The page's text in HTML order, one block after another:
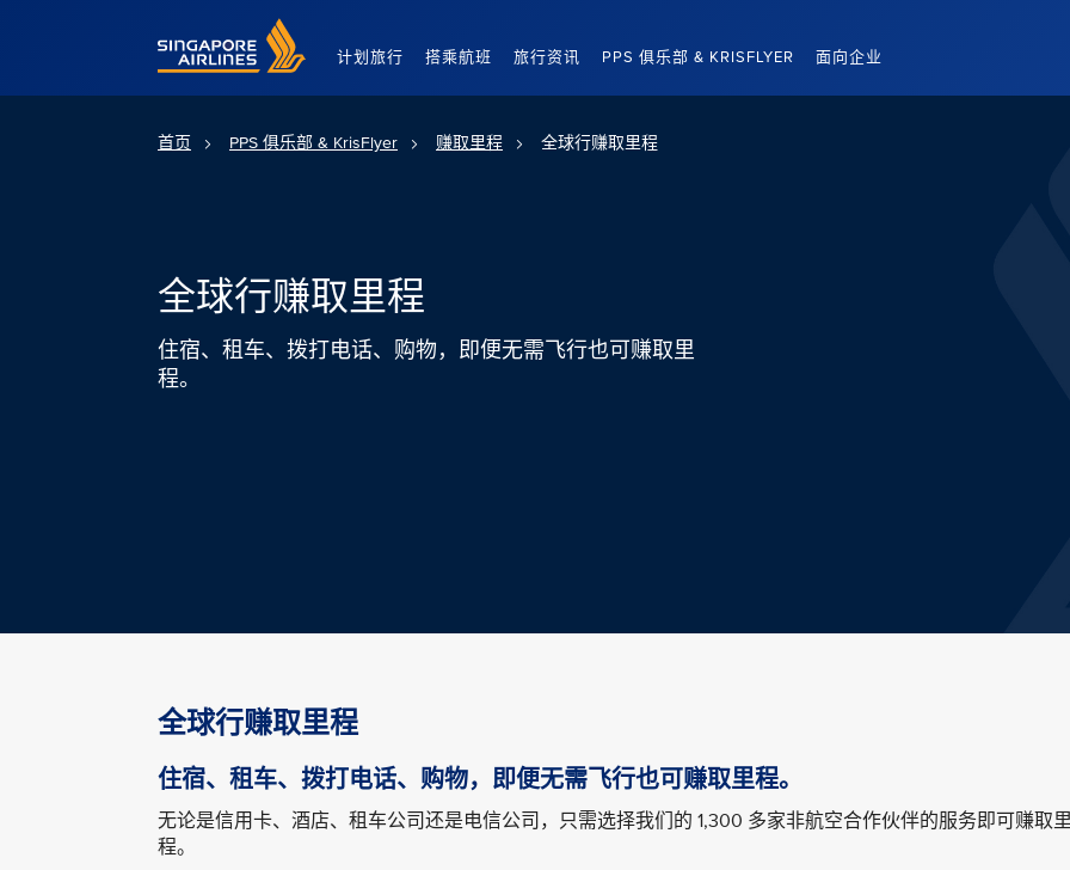
Singapore Airlines Home
计划旅行 搭乘航班 旅行资讯 PPS 俱乐部 & KRISFLYER 面向企业
首页 PPS 俱乐部 & KrisFlyer 赚取里程 全球行赚取里程
全球行赚取里程
住宿、租车、拨打电话、购物，即便无需飞行也可赚取里
程。
全球行赚取里程
住宿、租车、拨打电话、购物，即便无需飞行也可赚取里程。
无论是信用卡、酒店、租车公司还是电信公司，只需选择我们的 1,300 多家非航空合作伙伴的服务即可赚取
程。